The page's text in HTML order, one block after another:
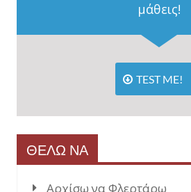
μάθεις!
TEST ME!
ΘΕΛΩ ΝΑ
Αρχίσω να Φλερτάρω